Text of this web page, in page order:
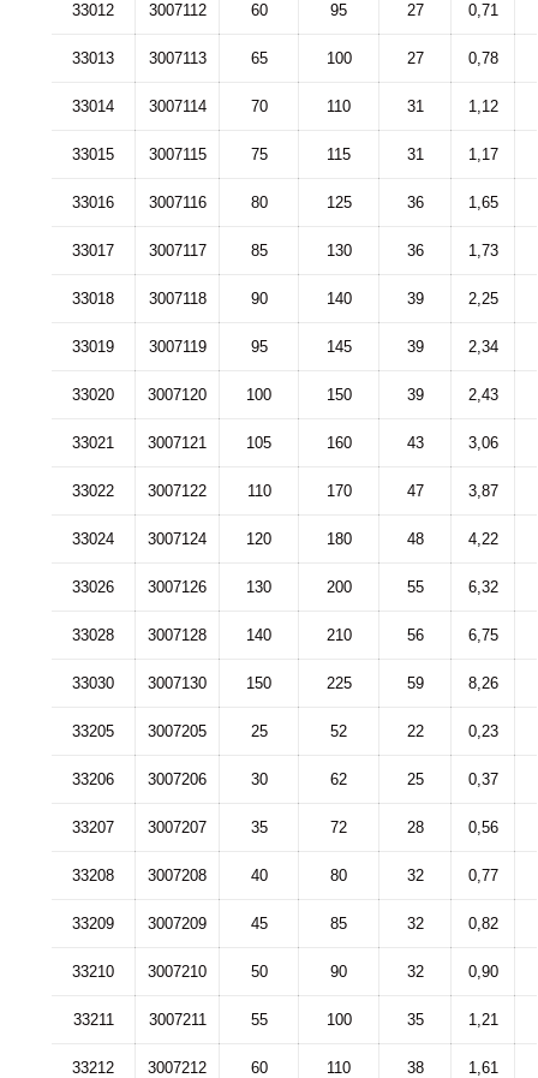
33012 3007112 60 95 27 0,71
33013 3007113 65 100 27 0,78
33014 3007114 70 110 31 1,12
33015 3007115 75 115 31 1,17
33016 3007116 80 125 36 1,65
33017 3007117 85 130 36 1,73
33018 3007118 90 140 39 2,25
33019 3007119 95 145 39 2,34
33020 3007120 100 150 39 2,43
33021 3007121 105 160 43 3,06
33022 3007122 110 170 47 3,87
33024 3007124 120 180 48 4,22
33026 3007126 130 200 55 6,32
33028 3007128 140 210 56 6,75
33030 3007130 150 225 59 8,26
33205 3007205 25 52 22 0,23
33206 3007206 30 62 25 0,37
33207 3007207 35 72 28 0,56
33208 3007208 40 80 32 0,77
33209 3007209 45 85 32 0,82
33210 3007210 50 90 32 0,90
33211 3007211 55 100 35 1,21
33212 3007212 60 110 38 1,61